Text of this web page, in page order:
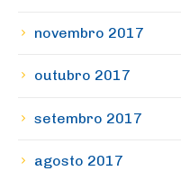
novembro 2017
outubro 2017
setembro 2017
agosto 2017